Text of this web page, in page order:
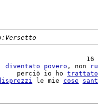
16
diventato povero , non
perciò io ho trattato
le mie cose